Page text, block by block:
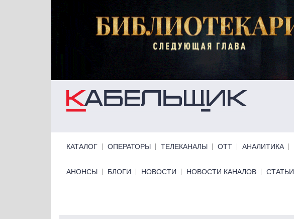
КАТАЛОГ ОПЕРАТОРЫ ТЕЛЕКАНАЛЫ ОТТ АНАЛИТИКА
Primary links bottom
АНОНСЫ БЛОГИ НОВОСТИ НОВОСТИ КАНАЛОВ СТАТЬИ